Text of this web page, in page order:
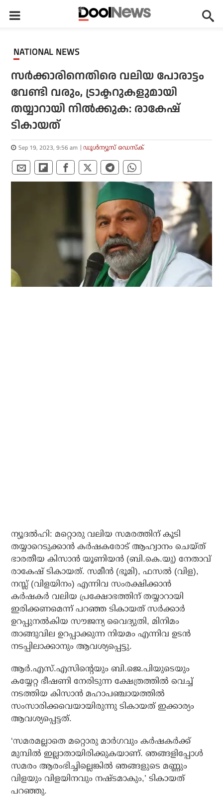
NATIONAL NEWS
സര്‍ക്കാരിനെതിരെ വലിയ പോരാട്ടം
വേണ്ടി വരും, ട്രാക്ടറുകളുമായി
തയ്യാറായി നില്‍ക്കുക: രാകേഷ്
ടികായത്
Sep 19, 2023, 9:56 am ഡൂള്‍ന്യൂസ് ഡെസ്‌ക്
ന്യൂദല്‍ഹി: മറ്റൊരു വലിയ സമരത്തിന് കൂടി
തയ്യാറെടുക്കാന്‍ കര്‍ഷകരോട് ആഹ്വാനം ചെയ്ത്
ഭാരതീയ കിസാന്‍ യൂണിയന്‍ (ബി.കെ.യു) നേതാവ്
രാകേഷ് ടികായത്. സമീന്‍ (ഭൂമി), ഫസല്‍ (വിള),
നസ്ല്‍ (വിളയിനം) എന്നിവ സംരക്ഷിക്കാന്‍
കര്‍ഷകര്‍ വലിയ പ്രക്ഷോഭത്തിന് തയ്യാറായി
ഇരിക്കണമെന്ന് പറഞ്ഞ ടികായത് സര്‍ക്കാര്‍
ഉറപ്പുനല്‍കിയ സൗജന്യ വൈദ്യുതി, മിനിമം
താങ്ങുവില ഉറപ്പാക്കുന്ന നിയമം എന്നിവ ഉടന്‍
നടപ്പിലാക്കാനും ആവശ്യപ്പെട്ടു.
ആര്‍.എസ്.എസിന്റെയും ബി.ജെ.പിയുടെയും
കയ്യേറ്റ ഭീഷണി നേരിടുന്ന ക്ഷേത്രത്തില്‍ വെച്ച്
നടത്തിയ കിസാന്‍ മഹാപഞ്ചായത്തില്‍
സംസാരിക്കവെയായിരുന്നു ടികായത് ഇക്കാര്യം
ആവശ്യപ്പെട്ടത്.
‘സമരമല്ലാതെ മറ്റൊരു മാര്‍ഗവും കര്‍ഷകര്‍ക്ക്
മുമ്പില്‍ ഇല്ലാതായിരിക്കുകയാണ്. ഞങ്ങളിപ്പോള്‍
സമരം ആരംഭിച്ചില്ലെങ്കില്‍ ഞങ്ങളുടെ മണ്ണും
വിളയും വിളയിനവും നഷ്ടമാകും,’ ടികായത്
പറഞ്ഞു.